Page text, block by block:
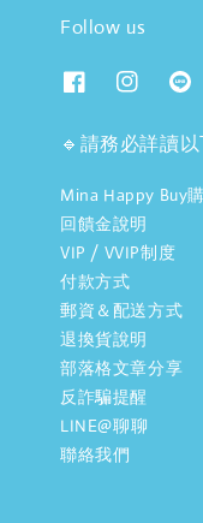
Follow us
🔹請務必詳讀
Mina Happy Buy
回饋金說明
VIP / VVIP制度
付款方式
郵資＆配送方式
退換貨說明
部落格文章分享
反詐騙提醒
LINE@聊聊
聯絡我們